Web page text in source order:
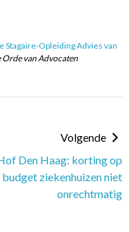
Stagaire-Opleiding Advies van
Orde van Advocaten
Volgende
Den Haag: korting op
budget ziekenhuizen niet
onrechtmatig